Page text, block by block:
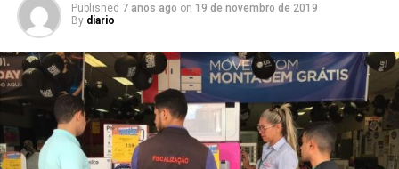
Published 7 anos ago on 19 de novembro de 2019
By diario